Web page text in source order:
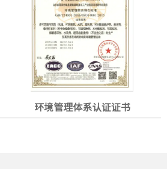
环境管理体系认证证书